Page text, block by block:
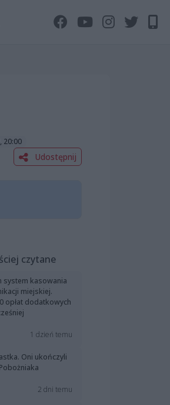
20:00
Udostępnij
czytane
system kasowania
miejskiej.
opłat dodatkowych
1 dzień temu
Oni ukończyli
2 dni temu